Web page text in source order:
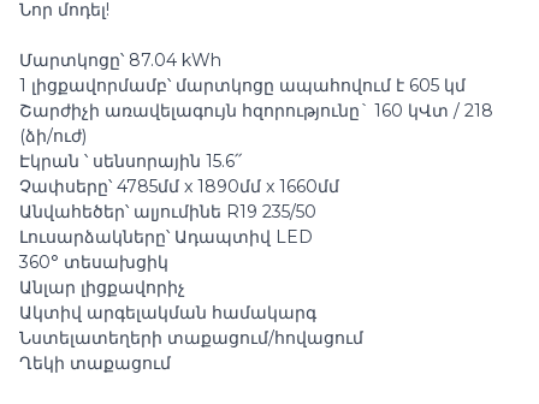
Նոր մոդել!
Մարտկոցը՝ 87.04 kWh
1 լիցքավորմամբ՝ մարտկոցը ապահովում է 605 կմ
Շարժիչի առավելագույն հզորությունը` 160 կՎտ / 218
(ձի/ուժ)
Էկրան ՝ սենսորային 15.6՛՛
Չափսերը՝ 4785մմ x 1890մմ x 1660մմ
Անվահեծեր՝ ալյումինե R19 235/50
Լուսարձակները՝ Ադապտիվ LED
360° տեսախցիկ
Անլար լիցքավորիչ
Ակտիվ արգելակման համակարգ
Նստելատեղերի տաքացում/հովացում
Ղեկի տաքացում